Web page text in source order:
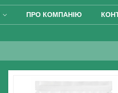
ПРО КОМПАНІЮ